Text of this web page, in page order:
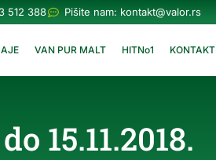
512 388 Pišite nam: kontakt@valor.rs
VAN PUR MALT HITNo1 KONTAKT
15.11.2018.